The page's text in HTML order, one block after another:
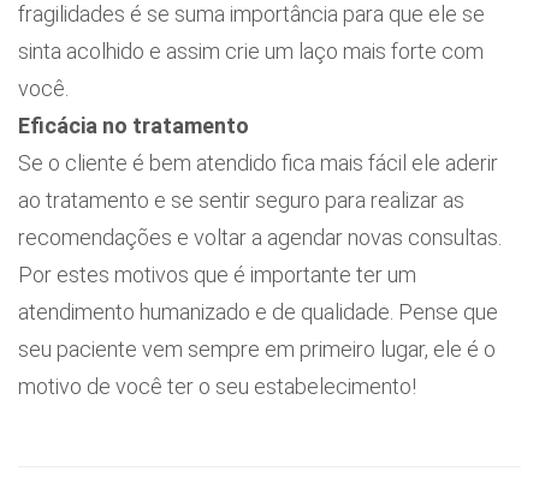
fragilidades é se suma importância para que ele se
sinta acolhido e assim crie um laço mais forte com
você.
Eficácia no tratamento
Se o cliente é bem atendido fica mais fácil ele aderir
ao tratamento e se sentir seguro para realizar as
recomendações e voltar a agendar novas consultas.
Por estes motivos que é importante ter um
atendimento humanizado e de qualidade. Pense que
seu paciente vem sempre em primeiro lugar, ele é o
motivo de você ter o seu estabelecimento!